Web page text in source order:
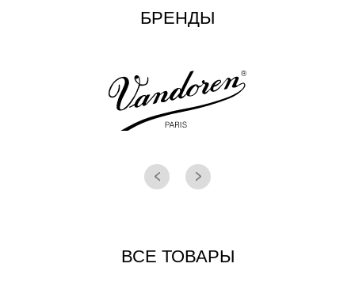
БРЕНДЫ
ВСЕ ТОВАРЫ